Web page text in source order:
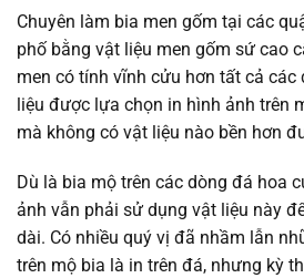
Chuyên làm bia men gốm tại các
phố bằng vật liệu men gốm sứ cao
men có tính vĩnh cửu hơn tất cả
liệu được lựa chọn in hình ảnh trên
mà không có vật liệu nào bền hơn
Dù là bia mộ trên các dòng đá hoa
ảnh vẫn phải sử dụng vật liệu này
dài. Có nhiều quý vị đã nhầm lẫn
trên mộ bia là in trên đá, nhưng kỳ